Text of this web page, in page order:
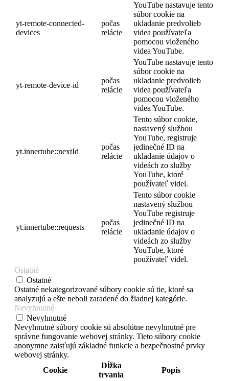
yt-remote-connected-
devices
počas
relácie
YouTube nastavuje tento
súbor cookie na
ukladanie predvolieb
videa používateľa
pomocou vloženého
videa YouTube.
yt-remote-device-id
počas
relácie
YouTube nastavuje tento
súbor cookie na
ukladanie predvolieb
videa používateľa
pomocou vloženého
videa YouTube.
yt.innertube::nextId
počas
relácie
Tento súbor cookie,
nastavený službou
YouTube, registruje
jedinečné ID na
ukladanie údajov o
videách zo služby
YouTube, ktoré
používateľ videl.
yt.innertube::requests
počas
relácie
Tento súbor cookie
nastavený službou
YouTube registruje
jedinečné ID na
ukladanie údajov o
videách zo služby
YouTube, ktoré
používateľ videl.
Ostatné
Ostatné
Ostatné nekategorizované súbory cookie sú tie, ktoré sa
analyzujú a ešte neboli zaradené do žiadnej kategórie.
Nevyhnutné
Nevyhnutné
Nevyhnutné súbory cookie sú absolútne nevyhnutné pre
správne fungovanie webovej stránky. Tieto súbory cookie
anonymne zaisťujú základné funkcie a bezpečnostné prvky
webovej stránky.
Cookie
Dĺžka
trvania
Popis